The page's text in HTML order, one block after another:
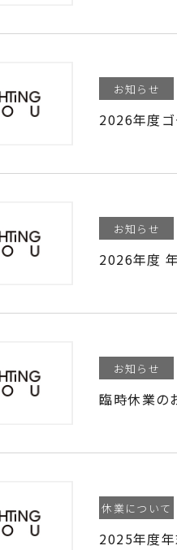
お知らせ
2026年度
お知らせ
2026年度
お知らせ
臨時休業の
休業について
2025年度